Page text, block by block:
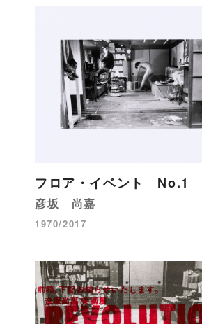
フロア・イベント No.1
彦坂 尚嘉
1970/2017